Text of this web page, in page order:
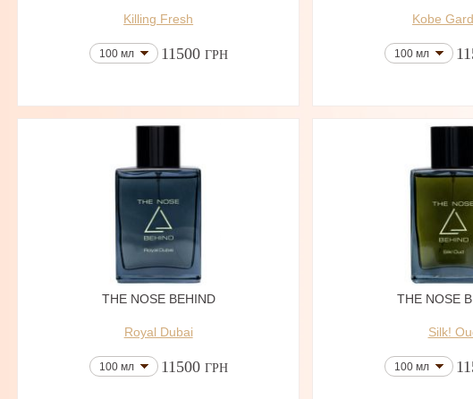
Killing Fresh
100 мл 11500 ГРН
Kobe
100 мл
THE NOSE BEHIND
Royal Dubai
100 мл 11500 ГРН
THE NOSE
Silk!
100 мл